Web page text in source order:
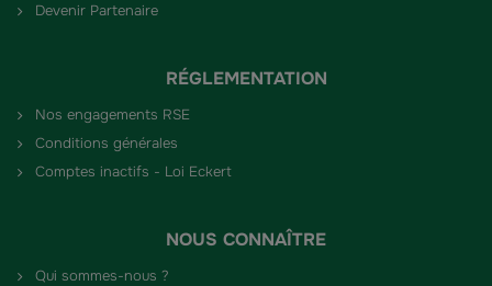
Devenir Partenaire
RÉGLEMENTATION
Nos engagements RSE
Conditions générales
Comptes inactifs - Loi Eckert
NOUS CONNAÎTRE
Qui sommes-nous ?